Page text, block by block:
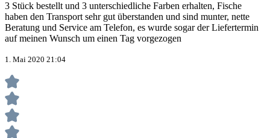
3 Stück bestellt und 3 unterschiedliche Farben erhalten, Fische
haben den Transport sehr gut überstanden und sind munter, nette
Beratung und Service am Telefon, es wurde sogar der Liefertermin
auf meinen Wunsch um einen Tag vorgezogen
1. Mai 2020 21:04